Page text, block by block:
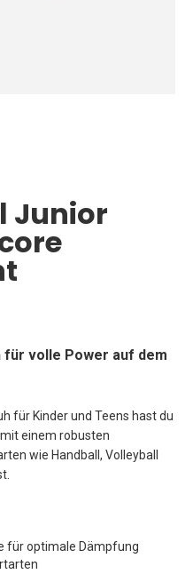
Junior
volle Power auf dem
für Kinder und Teens hast du
einem robusten
wie Handball, Volleyball
für optimale Dämpfung